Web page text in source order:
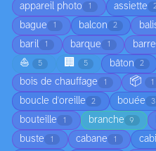
appareil photo 1 assiette
bague 1 balcon 2
baril 1 barque 1
⛵ 5 🏢 5 bâton 2
bois de chauffage 1 📦 1
boucle d'oreille 2 bouée 3
bouteille 1 branche 9
buste 1 cabane 1